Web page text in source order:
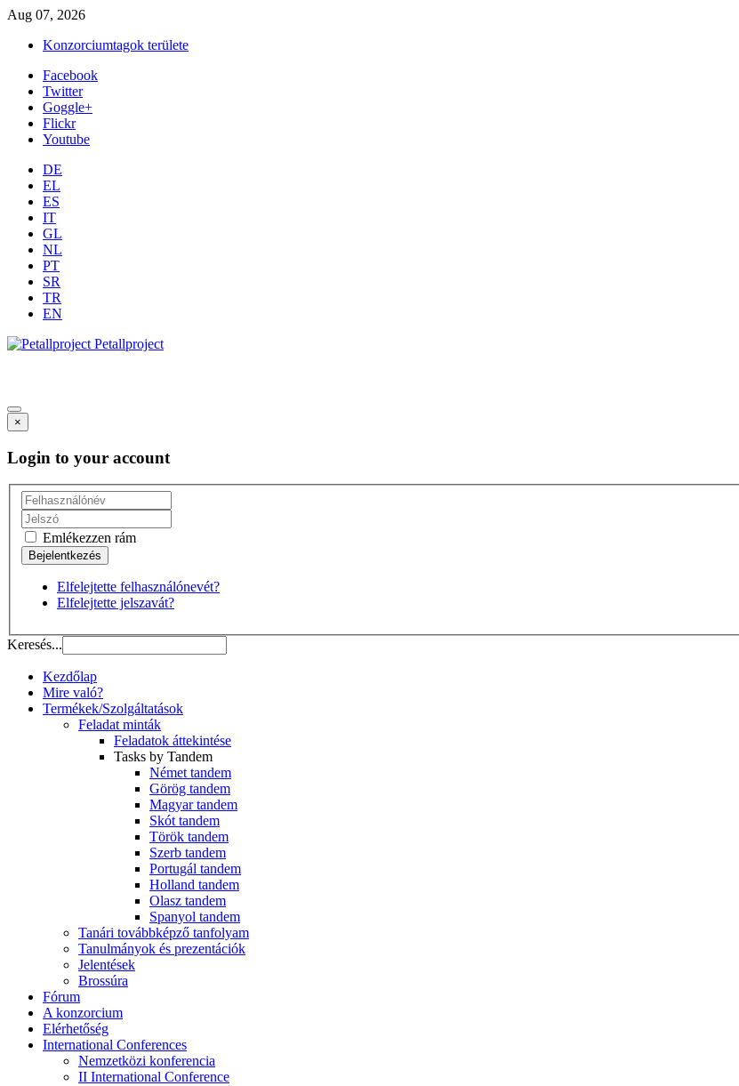
Aug 07, 2026
Konzorciumtagok területe
Facebook
Twitter
Goggle+
Flickr
Youtube
DE
EL
ES
IT
GL
NL
PT
SR
TR
EN
Petallproject
×
Login to your account
Emlékezzen rám
Elfelejtette felhasználónevét?
Elfelejtette jelszavát?
Keresés...
Kezdőlap
Mire való?
Termékek/Szolgáltatások
Feladat minták
Feladatok áttekintése
Tasks by Tandem
Német tandem
Görög tandem
Magyar tandem
Skót tandem
Török tandem
Szerb tandem
Portugál tandem
Holland tandem
Olasz tandem
Spanyol tandem
Tanári továbbképző tanfolyam
Tanulmányok és prezentációk
Jelentések
Brossúra
Fórum
A konzorcium
Elérhetőség
International Conferences
Nemzetközi konferencia
II International Conference